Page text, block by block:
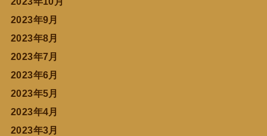
2023年9月
2023年8月
2023年7月
2023年6月
2023年5月
2023年4月
2023年3月